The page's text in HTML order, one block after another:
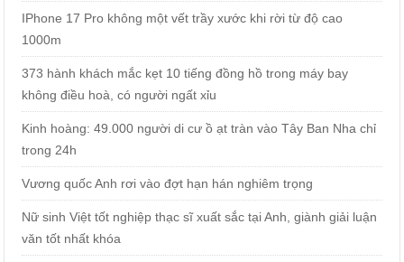
IPhone 17 Pro không một vết trầy xước khi rời từ độ cao
1000m
373 hành khách mắc kẹt 10 tiếng đồng hồ trong máy bay
không điều hoà, có người ngất xỉu
Kinh hoàng: 49.000 người di cư ồ ạt tràn vào Tây Ban Nha chỉ
trong 24h
Vương quốc Anh rơi vào đợt hạn hán nghiêm trọng
Nữ sinh Việt tốt nghiệp thạc sĩ xuất sắc tại Anh, giành giải luận
văn tốt nhất khóa